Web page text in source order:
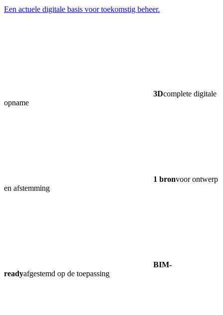
Een actuele digitale basis voor toekomstig beheer.
3Dcomplete digitale
opname
1 bronvoor ontwerp
en afstemming
BIM-
readyafgestemd op de toepassing